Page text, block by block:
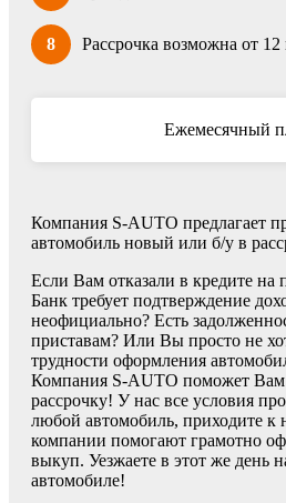
8 Рассрочка возможна от 12
Ежемесячный
Компания S-AUTO предлагает
автомобиль новый или б/у в
Если Вам отказали в кредите на
Банк требует подтверждение
неофициально? Есть
приставам? Или Вы просто не
трудности оформления
Компания S-AUTO поможет Вам
рассрочку! У нас все условия
любой автомобиль, приходите
компании помогают грамотно
выкуп. Уезжаете в этот же день
автомобиле!